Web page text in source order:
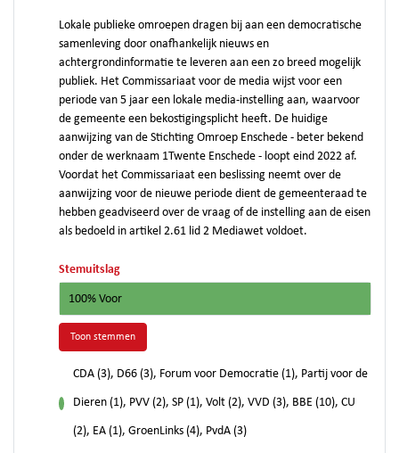
Lokale publieke omroepen dragen bij aan een democratische
samenleving door onafhankelijk nieuws en
achtergrondinformatie te leveren aan een zo breed mogelijk
publiek. Het Commissariaat voor de media wijst voor een
periode van 5 jaar een lokale media-instelling aan, waarvoor
de gemeente een bekostigingsplicht heeft. De huidige
aanwijzing van de Stichting Omroep Enschede - beter bekend
onder de werknaam 1Twente Enschede - loopt eind 2022 af.
Voordat het Commissariaat een beslissing neemt over de
aanwijzing voor de nieuwe periode dient de gemeenteraad te
hebben geadviseerd over de vraag of de instelling aan de eisen
als bedoeld in artikel 2.61 lid 2 Mediawet voldoet.
Stemuitslag
100% Voor
Toon stemmen
CDA (3), D66 (3), Forum voor Democratie (1), Partij voor de
Dieren (1), PVV (2), SP (1), Volt (2), VVD (3), BBE (10), CU
(2), EA (1), GroenLinks (4), PvdA (3)